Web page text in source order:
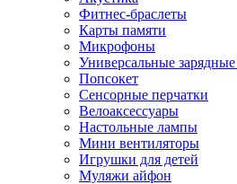
Фитнес-браслеты
Карты памяти
Микрофоны
Универсальные зарядные
Попсокет
Сенсорные перчатки
Велоаксессуары
Настольные лампы
Мини вентиляторы
Игрушки для детей
Муляжи айфон